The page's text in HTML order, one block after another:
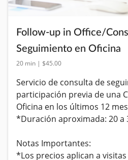
Follow-up in Office/
Seguimiento en Oficina
20 min | $45.00
Servicio de consulta de
participación previa de una
Oficina en los últimos 12
​*Duración aproximada: 20 a
Notas Importantes:
*Los precios aplican a